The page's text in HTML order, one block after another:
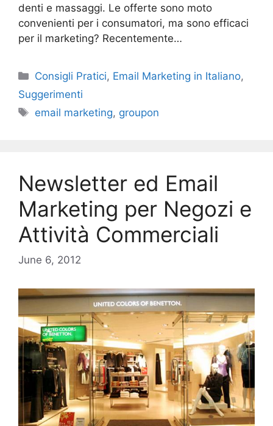
denti e massaggi. Le offerte sono moto
convenienti per i consumatori, ma sono efficaci
per il marketing? Recentemente…
Categories
Consigli Pratici, Email Marketing in Italiano,
Suggerimenti
Tags
email marketing, groupon
Newsletter ed Email
Marketing per Negozi e
Attività Commerciali
June 6, 2012